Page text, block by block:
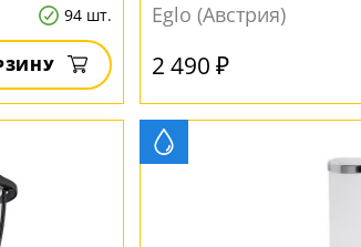
94 шт.
Eglo (Австрия)
2 490 ₽